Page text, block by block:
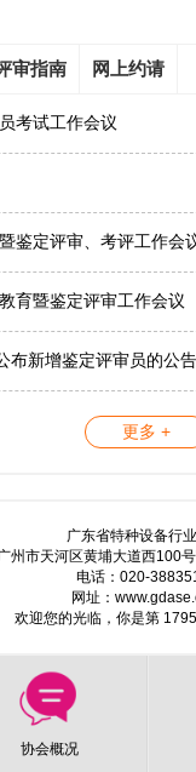
审指南 网上约请
考试工作会议
鉴定评审、考评工作会
育暨鉴定评审工作会议
新增鉴定评审员的公告
更多 +
广东省特种设备行
州市天河区黄埔大道西100
电话：020-
网址：
欢迎您的光临，你是第
协会概况